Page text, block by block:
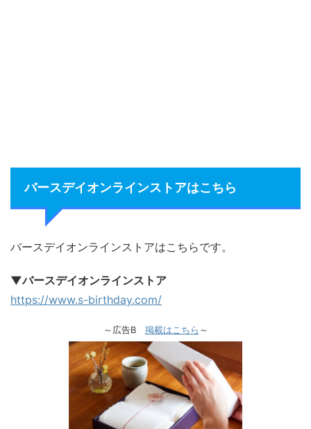
バースデイオンラインストアはこちら
バースデイオンラインストアはこちらです。
▼バースデイオンラインストア
https://www.s-birthday.com/
～広告B 掲載はこちら ～